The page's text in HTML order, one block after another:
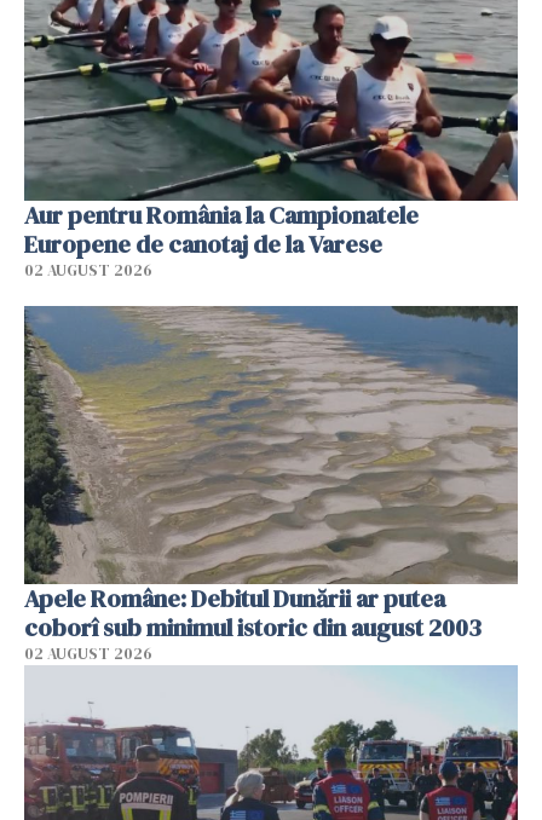
Aur pentru România la Campionatele
Europene de canotaj de la Varese
02 AUGUST 2026
Apele Române: Debitul Dunării ar putea
coborî sub minimul istoric din august 2003
02 AUGUST 2026